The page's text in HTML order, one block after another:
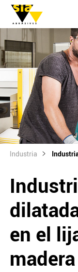
Industria
en el
madera